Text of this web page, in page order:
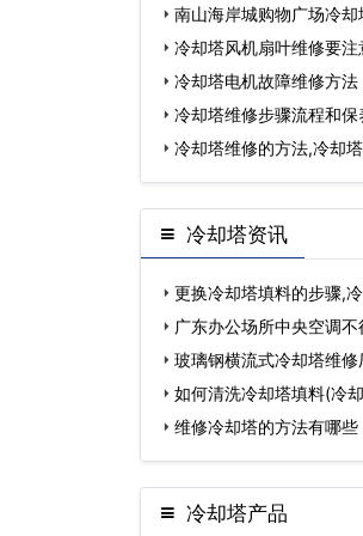
南山海岸城购物广场冷却
冷却塔风机扇叶维修要注
冷却塔电机故障维修方法
冷却塔维修步骤流程和
冷却塔维修的方法,冷却
冷却塔资讯
更换冷却塔填料的步骤,
广东办公场所中央空调
玻璃钢横流式冷却塔维修
如何清洗冷却塔填料(冷
维修冷却塔的方法有哪些
冷却塔产品